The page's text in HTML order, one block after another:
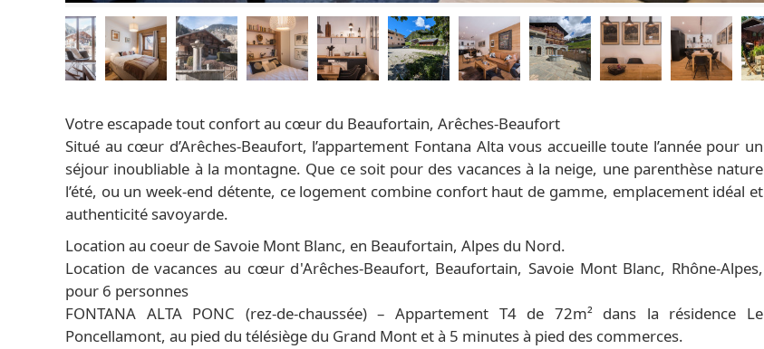
Votre escapade tout confort au cœur du Beaufortain, Arêches-Beaufort
Situé au cœur d’Arêches-Beaufort, l’appartement Fontana Alta vous accueille toute l’année pour un
séjour inoubliable à la montagne. Que ce soit pour des vacances à la neige, une parenthèse nature
l’été, ou un week-end détente, ce logement combine confort haut de gamme, emplacement idéal et
authenticité savoyarde.
Location au coeur de Savoie Mont Blanc, en Beaufortain, Alpes du Nord.
Location de vacances au cœur d'Arêches-Beaufort, Beaufortain, Savoie Mont Blanc, Rhône-Alpes,
pour 6 personnes
FONTANA ALTA PONC (rez-de-chaussée) – Appartement T4 de 72m² dans la résidence Le
Poncellamont, au pied du télésiège du Grand Mont et à 5 minutes à pied des commerces.